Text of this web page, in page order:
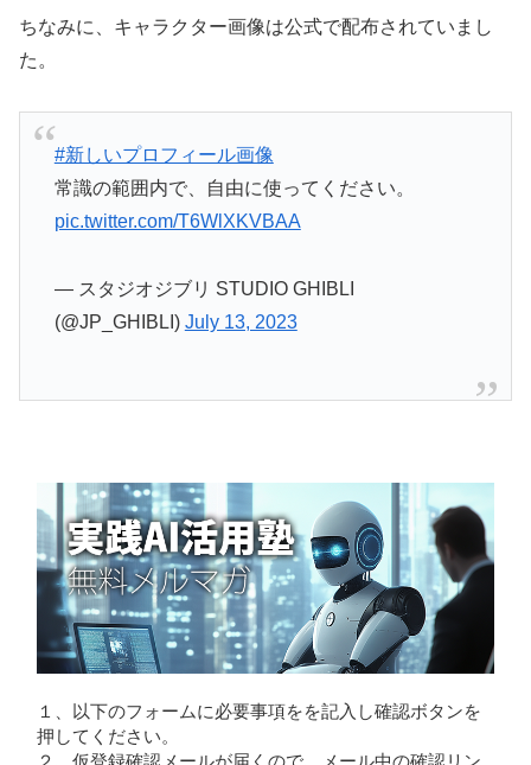
ちなみに、キャラクター画像は公式で配布されていまし
た。
#新しいプロフィール画像
常識の範囲内で、自由に使ってください。
pic.twitter.com/T6WlXKVBAA
— スタジオジブリ STUDIO GHIBLI
(@JP_GHIBLI) July 13, 2023